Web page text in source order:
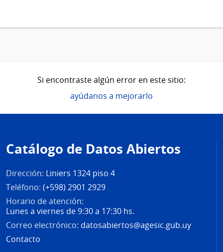
Si encontraste algún error en este sitio:
ayúdanos a mejorarlo
de
página
Catálogo de Datos Abiertos
Dirección: Liniers 1324 piso 4
Teléfono: (+598) 2901 2929
Horario de atención:
Lunes a viernes de 9:30 a 17:30 hs.
Correo electrónico: datosabiertos@agesic.gub.uy
Contacto